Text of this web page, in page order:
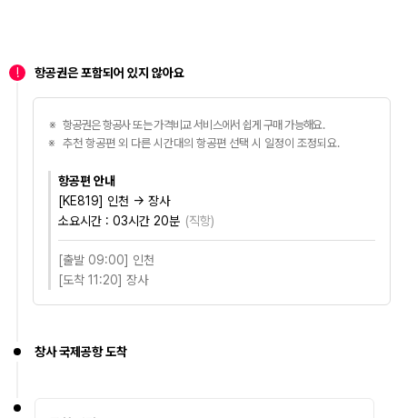
! 항공권은 포함되어 있지 않아요
항공권은 항공사 또는 가격비교 서비스에서 쉽게 구매 가능해요.
추천 항공편 외 다른 시간대의 항공편 선택 시 일정이 조정되요.
항공편 안내
[KE819] 인천 → 장사
소요시간 : 03시간 20분 (직항)
[출발 09:00] 인천
[도착 11:20] 장사
창사 국제공항 도착